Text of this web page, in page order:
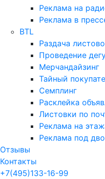
Реклама на
Реклама в
BTL
Раздача
Проведение
Мерчандайзинг
Тайный
Семплинг
Расклейка
Листовки по
Реклама на
Реклама под
Отзывы
Контакты
+7(495)133-16-99